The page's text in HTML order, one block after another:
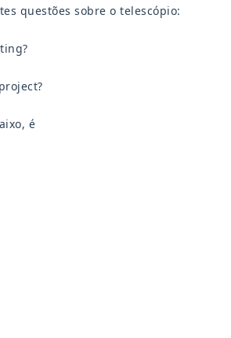
questões sobre o telescópio:
é